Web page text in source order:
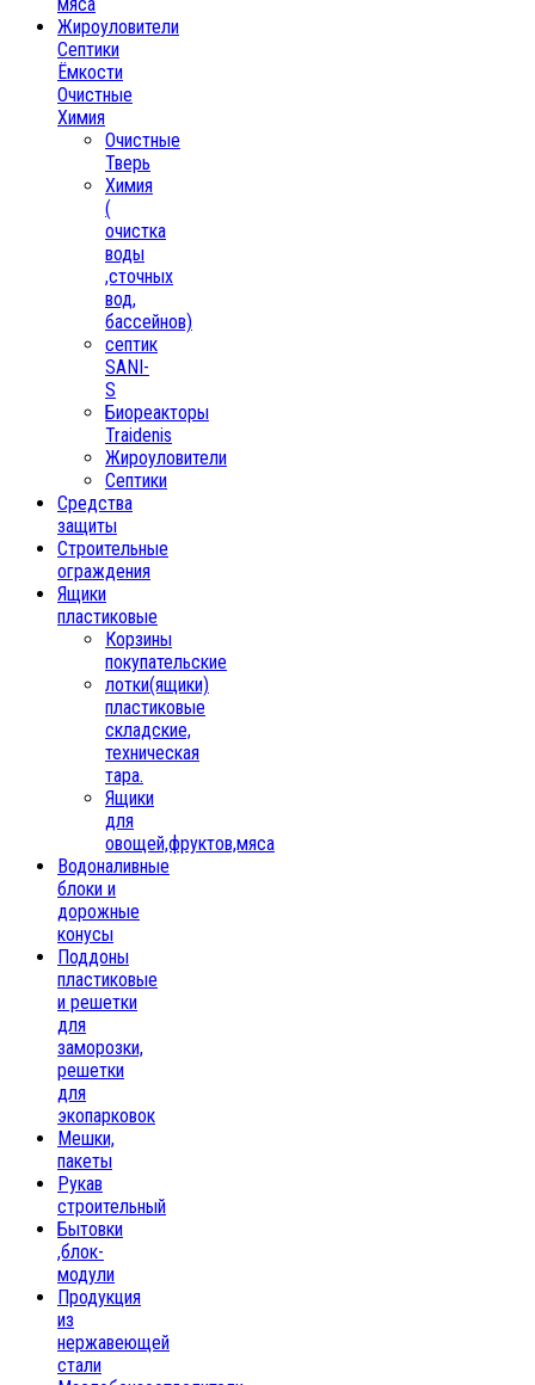
Жироуловители
Септики
Ёмкости
Очистные
Химия
Очистные
Тверь
Химия
(
очистка
воды
,сточных
вод,
бассейнов)
септик
SANI-
S
Биореакторы
Traidenis
Жироуловители
Септики
Средства
защиты
Строительные
ограждения
Ящики
пластиковые
Корзины
покупательские
лотки(ящики)
пластиковые
складские,
техническая
тара.
Ящики
для
овощей,фруктов,мяса
Водоналивные
блоки и
дорожные
конусы
Поддоны
пластиковые
и решетки
для
заморозки,
решетки
для
экопарковок
Мешки,
пакеты
Рукав
строительный
Бытовки
,блок-
модули
Продукция
из
нержавеющей
стали